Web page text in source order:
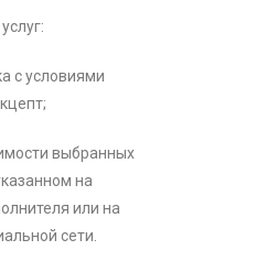
с условиями
выбранных
на
или на
сети.